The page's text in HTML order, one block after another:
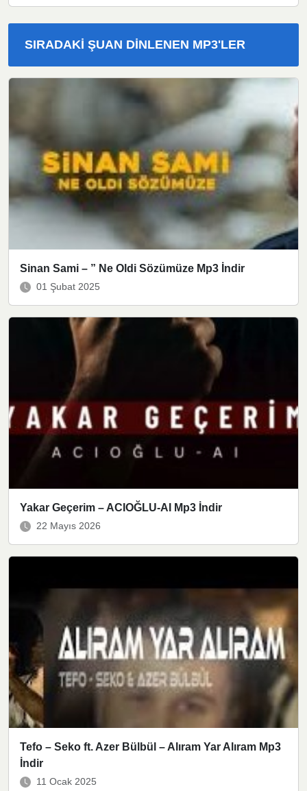
SIRADAKI ŞUAN DINLENEN MP3'LER
Sinan Sami – ” Ne Oldi Sözümüze Mp3 İndir
01 Şubat 2025
Yakar Geçerim – ACIOĞLU-AI Mp3 İndir
22 Mayıs 2026
Tefo – Seko ft. Azer Bülbül – Alıram Yar Alıram Mp3
İndir
11 Ocak 2025